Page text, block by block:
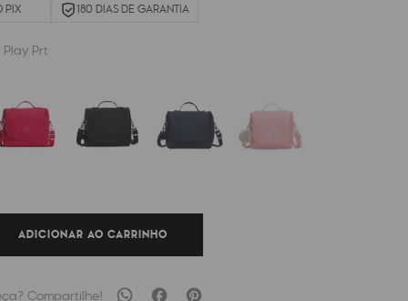
PIX 180 DIAS DE GARANTIA
Play Prt
ADICIONAR AO CARRINHO